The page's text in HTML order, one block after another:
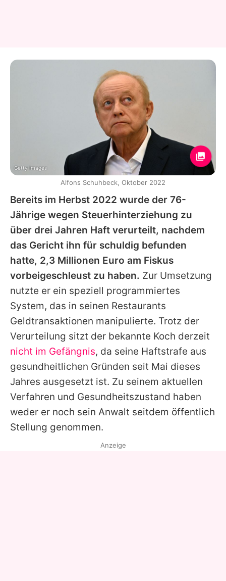
Bereits im Herbst 2022 wurde der 76-
Jährige wegen Steuerhinterziehung zu
über drei Jahren Haft verurteilt, nachdem
das Gericht ihn für schuldig befunden
hatte, 2,3 Millionen Euro am Fiskus
vorbeigeschleust zu haben. Zur Umsetzung
nutzte er ein speziell programmiertes
System, das in seinen Restaurants
Geldtransaktionen manipulierte. Trotz der
Verurteilung sitzt der bekannte Koch derzeit
nicht im Gefängnis, da seine Haftstrafe aus
gesundheitlichen Gründen seit Mai dieses
Jahres ausgesetzt ist. Zu seinem aktuellen
Verfahren und Gesundheitszustand haben
weder er noch sein Anwalt seitdem öffentlich
Stellung genommen.
Getty Images
Alfons Schuhbeck, Oktober 2022
Anzeige